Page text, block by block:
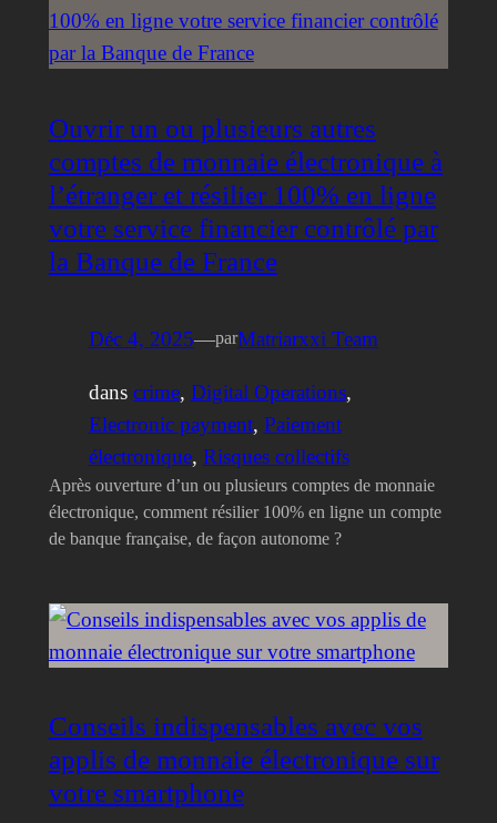
Ouvrir un ou plusieurs autres
comptes de monnaie électronique à
l’étranger et résilier 100% en ligne
votre service financier contrôlé par
la Banque de France
Déc 4, 2025—parMatriarxxi Team
dans crime, Digital Operations
Electronic payment, Paiement
électronique, Risques collectifs
Après ouverture d’un ou plusieurs comptes de monnaie
électronique, comment résilier 100% en ligne un compte
de banque française, de façon autonome ?
Conseils indispensables avec vos
applis de monnaie électronique sur
votre smartphone